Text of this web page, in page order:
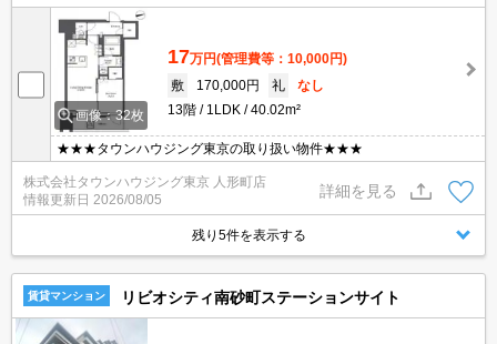
画像：32枚
17万円(管理費等：10,000円)
敷
170,000円 礼
なし
13階
1LDK 40.02m²
★★★タウンハウジング東京の取り扱い物件★★★
株式会社タウンハウジング東京 人形町店
情報更新日 2026/08/05
詳細を見る
残り5件を表示する
賃貸マンション リビオシティ南砂町ステーションサイト